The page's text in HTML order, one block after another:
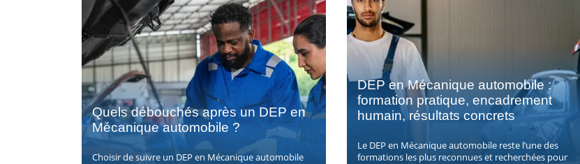
Quels débouchés après un DEP en
Mécanique automobile ?
Choisir de suivre un DEP en Mécanique automobile
DEP en Mécanique automobile :
formation pratique, encadrement
humain, résultats concrets
Le DEP en Mécanique automobile reste l’une des
formations les plus reconnues et recherchées pour